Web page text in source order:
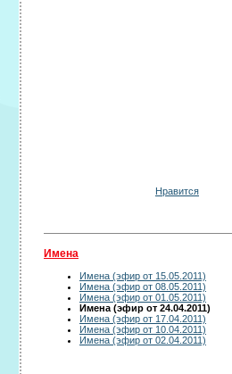
Нравится
Имена
Имена (эфир от 15.05.2011)
Имена (эфир от 08.05.2011)
Имена (эфир от 01.05.2011)
Имена (эфир от 24.04.2011)
Имена (эфир от 17.04.2011)
Имена (эфир от 10.04.2011)
Имена (эфир от 02.04.2011)